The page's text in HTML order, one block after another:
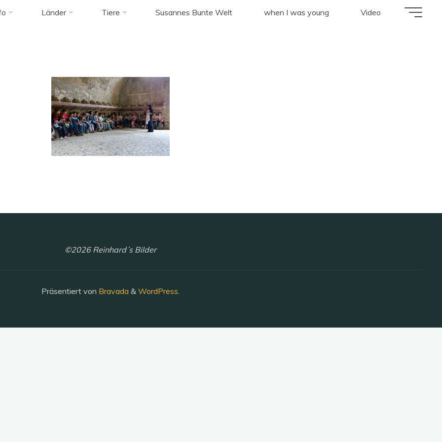
Länder Tiere Susannes Bunte Welt when I was young Video
tagged "schulklasse"
©2026 Reinhard´s Bilder
Präsentiert von Bravada & WordPress.